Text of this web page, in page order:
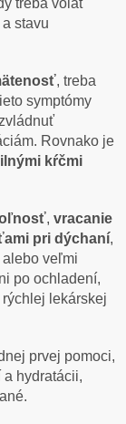
stavu
, treba
symptómy
Rovnako je
kŕčmi
, vracanie
pri dýchaní,
veľmi
po ochladení,
lekárskej
prvej pomoci,
hydratácii,